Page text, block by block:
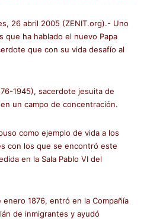
26 abril 2005 (ZENIT.org).- Uno
que ha hablado el nuevo Papa
que con su vida desafío al
1945), sacerdote jesuita de
un campo de concentración.
como ejemplo de vida a los
con los que se encontró este
en la Sala Pablo VI del
1876, entró en la Compañía
de inmigrantes y ayudó